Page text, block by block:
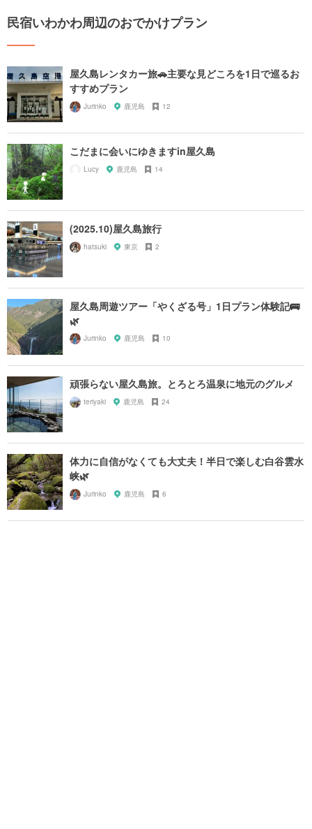
民宿いわかわ周辺のおでかけプラン
屋久島レンタカー旅🚗主要な見どころを1日で巡るお
すすめプラン
Jurinko 鹿児島 12
こだまに会いにゆきますin屋久島
Lucy 鹿児島 14
(2025.10)屋久島旅行
hatsuki 東京 2
屋久島周遊ツアー「やくざる号」1日プラン体験記🚌
🌿
Jurinko 鹿児島 10
頑張らない屋久島旅。とろとろ温泉に地元のグルメ
teriyaki 鹿児島 24
体力に自信がなくても大丈夫！半日で楽しむ白谷雲水
峡🌿
Jurinko 鹿児島 6